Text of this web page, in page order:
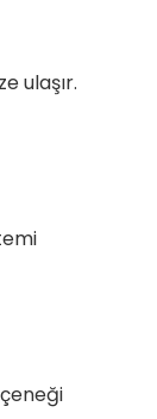
ulaşır.